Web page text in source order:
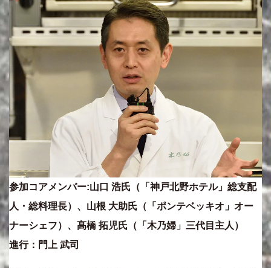
参加コアメンバー:山口 浩氏（「神戸北野ホテル」総支配
人・総料理長）、山根 大助氏（「ポンテベッキオ」オー
ナーシェフ）、髙橋 拓児氏（「木乃婦」三代目主人）
進行：門上 武司